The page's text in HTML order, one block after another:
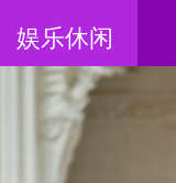
娱乐休闲